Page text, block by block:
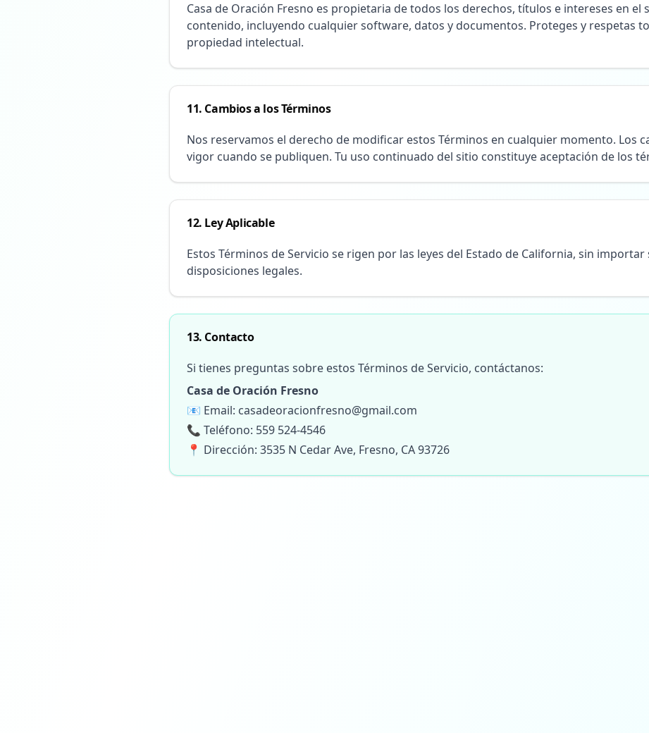
Casa de Oración Fresno es propietaria de todos los derechos, títulos e intereses en el
contenido, incluyendo cualquier software, datos y documentos. Proteges y respetas
propiedad intelectual.
11. Cambios a los Términos
Nos reservamos el derecho de modificar estos Términos en cualquier momento. Los
vigor cuando se publiquen. Tu uso continuado del sitio constituye aceptación de los
12. Ley Aplicable
Estos Términos de Servicio se rigen por las leyes del Estado de California, sin
disposiciones legales.
13. Contacto
Si tienes preguntas sobre estos Términos de Servicio, contáctanos:
Casa de Oración Fresno
📧 Email: casadeoracionfresno@gmail.com
📞 Teléfono: 559 524-4546
📍 Dirección: 3535 N Cedar Ave, Fresno, CA 93726